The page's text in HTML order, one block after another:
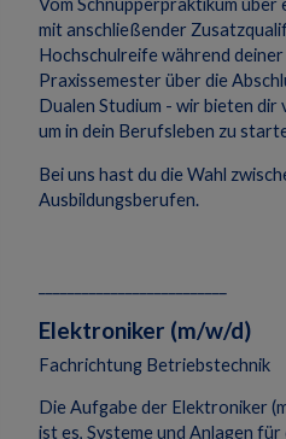
Vom Schnupperpraktikum
mit anschließender
Hochschulreife während
Praxissemester über die
Dualen Studium - wir bieten
um in dein Berufsleben zu
Bei uns hast du die Wahl
Ausbildungsberufen.
Elektroniker (m/w/d)
Fachrichtung Betriebstechnik
Die Aufgabe der Elektroniker
ist es, Systeme und Anlagen